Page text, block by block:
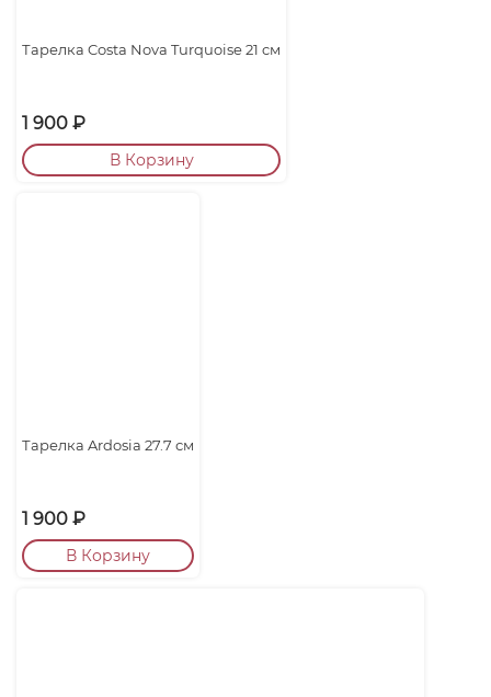
Тарелка Costa Nova Turquoise 21 cм
1 900 ₽
В Корзину
Тарелка Ardosia 27.7 см
1 900 ₽
В Корзину